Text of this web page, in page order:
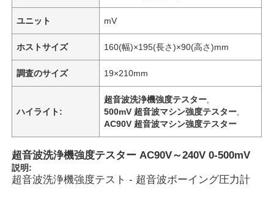
ユニット mV
ホストサイズ 160(幅)×195(長さ)×90(高さ)mm
調査のサイズ 19×210mm
ハイライト:
超音波洗浄機強度テスター
500mV 超音波マシン強度テスター
AC90V 超音波マシン強度テスター
超音波洗浄機強度テスター AC90V～240V 0-500mV
説明:
超音波洗浄機強度テスト - 超音波ボーイング圧力計